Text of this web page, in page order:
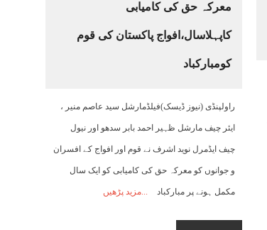
معرکہ حق کی کامیابی
کاپہلاسال،افواج پاکستان کی قوم
کومبارکباد
راولپنڈی (نیوز ڈیسک)فیلڈمارشل سید عاصم منیر ،
ایئر چیف مارشل ظہیر احمد بابر سدھو اور نیول
چیف ایڈمرل نوید اشرف نے قوم اور افواج کے افسران
و جوانوں کو معرکہ حق کی کامیابی کو ایک سال
مکمل ہونے پر مبارکباد مزید پڑھیں